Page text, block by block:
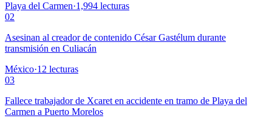
Playa del Carmen·1,994 lecturas
02
Asesinan al creador de contenido César Gastélum durante
transmisión en Culiacán
México·12 lecturas
03
Fallece trabajador de Xcaret en accidente en tramo de Playa del
Carmen a Puerto Morelos